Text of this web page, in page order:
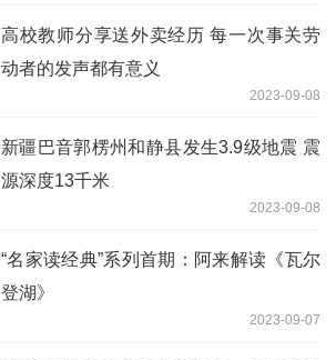
高校教师分享送外卖经历 每一次事关劳
动者的发声都有意义
2023-09-08
新疆巴音郭楞州和静县发生3.9级地震 震
源深度13千米
2023-09-08
“名家读经典”系列首期：阿来解读《瓦尔
登湖》
2023-09-07